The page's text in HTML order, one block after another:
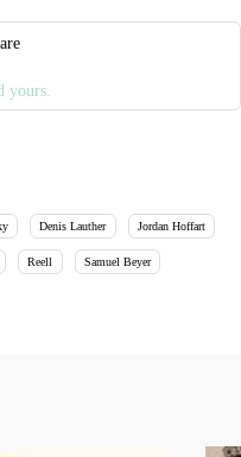
yours.
Denis Lauther Jordan Hoffart
Reell Samuel Beyer